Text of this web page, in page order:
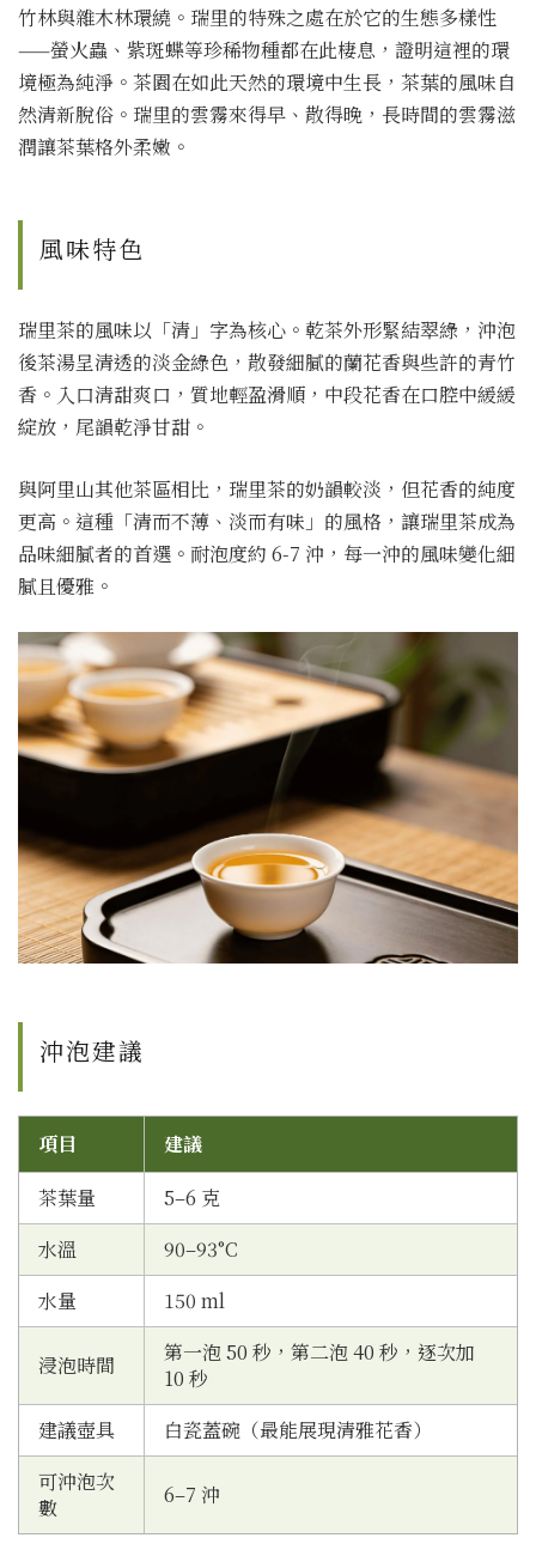
竹林與雜木林環繞。瑞里的特殊之處在於它的生態多樣性
——螢火蟲、紫斑蝶等珍稀物種都在此棲息，證明這裡的環
境極為純淨。茶園在如此天然的環境中生長，茶葉的風味自
然清新脫俗。瑞里的雲霧來得早、散得晚，長時間的雲霧滋
潤讓茶葉格外柔嫩。
風味特色
瑞里茶的風味以「清」字為核心。乾茶外形緊結翠綠，沖泡
後茶湯呈清透的淡金綠色，散發細膩的蘭花香與些許的青竹
香。入口清甜爽口，質地輕盈滑順，中段花香在口腔中緩緩
綻放，尾韻乾淨甘甜。
與阿里山其他茶區相比，瑞里茶的奶韻較淡，但花香的純度
更高。這種「清而不薄、淡而有味」的風格，讓瑞里茶成為
品味細膩者的首選。耐泡度約 6-7 沖，每一沖的風味變化細
膩且優雅。
沖泡建議
項目
建議
茶葉量
5–6 克
水溫
90–93°C
水量
150 ml
浸泡時間
第一泡 50 秒，第二泡 40 秒，逐次加
10 秒
建議壺具
白瓷蓋碗（最能展現清雅花香）
可沖泡次
數
6–7 沖